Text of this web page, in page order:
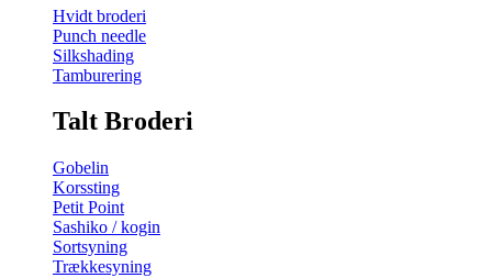
Hvidt broderi
Punch needle
Silkshading
Tamburering
Talt Broderi
Gobelin
Korssting
Petit Point
Sashiko / kogin
Sortsyning
Trækkesyning